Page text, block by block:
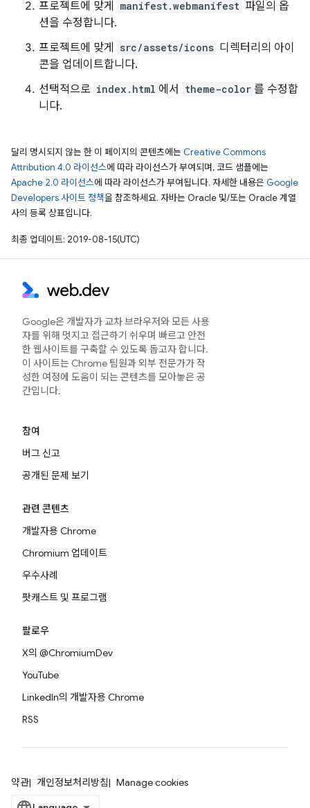
프로젝트에 맞게
manifest.webmanifest 파일의 옵
션을 수정합니다.
프로젝트에 맞게
src/assets/icons 디렉터리의 아이
콘을 업데이트합니다.
선택적으로 index.html 에서 theme-color 를 수정합
니다.
달리 명시되지 않는 한 이 페이지의 콘텐츠에는 Creative Commons
Attribution 4.0 라이선스에 따라 라이선스가 부여되며, 코드 샘플에는
Apache 2.0 라이선스에 따라 라이선스가 부여됩니다. 자세한 내용은 Google
Developers 사이트 정책을 참조하세요. 자바는 Oracle 및/또는 Oracle 계열
사의 등록 상표입니다.
최종 업데이트: 2019-08-15(UTC)
Google은 개발자가 교차 브라우저와 모든 사용
자를 위해 멋지고 접근하기 쉬우며 빠르고 안전
한 웹사이트를 구축할 수 있도록 돕고자 합니다.
이 사이트는 Chrome 팀원과 외부 전문가가 작
성한 여정에 도움이 되는 콘텐츠를 모아놓은 공
간입니다.
참여
버그 신고
공개된 문제 보기
관련 콘텐츠
개발자용 Chrome
Chromium 업데이트
우수사례
팟캐스트 및 프로그램
팔로우
X의 @ChromiumDev
YouTube
LinkedIn의 개발자용 Chrome
RSS
약관 개인정보처리방침 Manage cookies